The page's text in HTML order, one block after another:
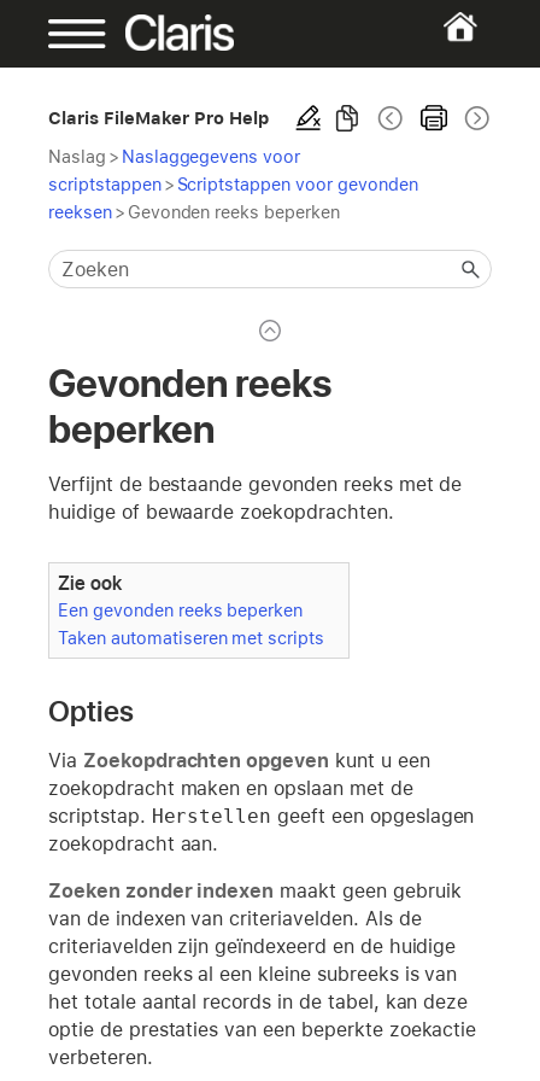
Claris FileMaker Pro Help
Naslag > Naslaggegevens voor
scriptstappen > Scriptstappen voor gevonden
reeksen> Gevonden reeks beperken
Gevonden reeks
beperken
Verfijnt de bestaande gevonden reeks met de
huidige of bewaarde zoekopdrachten.
Zie ook
Een gevonden reeks beperken
Taken automatiseren met scripts
Opties
Via Zoekopdrachten opgeven kunt u een
zoekopdracht maken en opslaan met de
scriptstap. Herstellen geeft een opgeslagen
zoekopdracht aan.
Zoeken zonder indexen maakt geen gebruik
van de indexen van criteriavelden. Als de
criteriavelden zijn geïndexeerd en de huidige
gevonden reeks al een kleine subreeks is van
het totale aantal records in de tabel, kan deze
optie de prestaties van een beperkte zoekactie
verbeteren.